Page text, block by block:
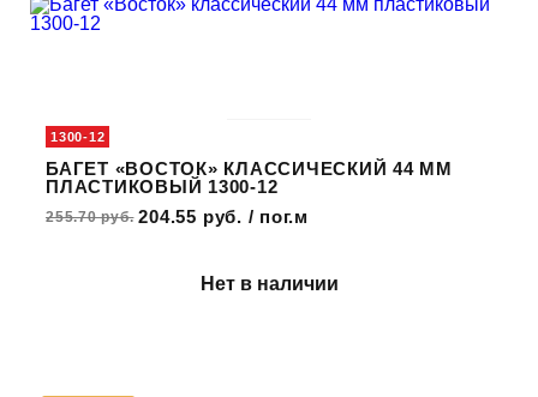
1300-12
БАГЕТ «ВОСТОК» КЛАССИЧЕСКИЙ 44 ММ
ПЛАСТИКОВЫЙ 1300-12
255.70 руб. 204.55 руб. / пог.м
Нет в наличии